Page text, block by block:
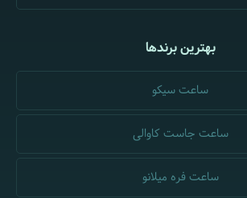
بهترین برندها
ساعت سیکو
ساعت جاست کاوالی
ساعت فره میلانو